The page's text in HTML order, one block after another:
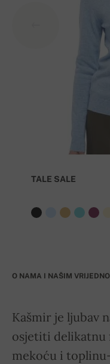
TALE SALE
O NAMA I NAŠIM
Kašmir je ljubav
osjetiti delikatnu
mekoću i